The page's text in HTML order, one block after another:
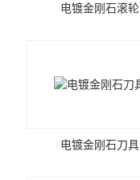
电镀金刚石滚轮
电镀金刚石刀具